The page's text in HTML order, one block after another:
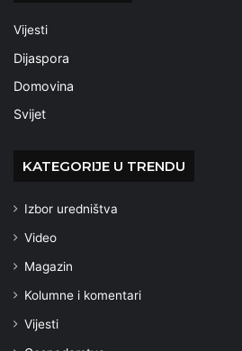
Vijesti
Dijaspora
Domovina
Svijet
KATEGORIJE U TRENDU
Izbor uredništva
Video
Magazin
Kolumne i komentari
Vijesti